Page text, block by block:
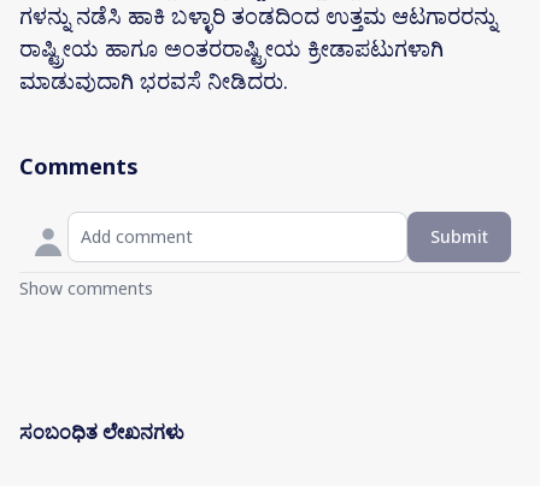
ಗಳನ್ನು ನಡೆಸಿ ಹಾಕಿ ಬಳ್ಳಾರಿ ತಂಡದಿಂದ ಉತ್ತಮ ಆಟಗಾರರನ್ನು
ರಾಷ್ಟ್ರೀಯ ಹಾಗೂ ಅಂತರರಾಷ್ಟ್ರೀಯ ಕ್ರೀಡಾಪಟುಗಳಾಗಿ
ಮಾಡುವುದಾಗಿ ಭರವಸೆ ನೀಡಿದರು.
Comments
Submit
Show comments
ಸಂಬಂಧಿತ ಲೇಖನಗಳು